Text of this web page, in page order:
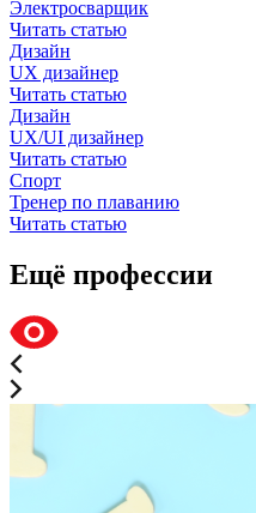
Электросварщик
Читать статью
Дизайн
UX дизайнер
Читать статью
Дизайн
UX/UI дизайнер
Читать статью
Спорт
Тренер по плаванию
Читать статью
Ещё профессии